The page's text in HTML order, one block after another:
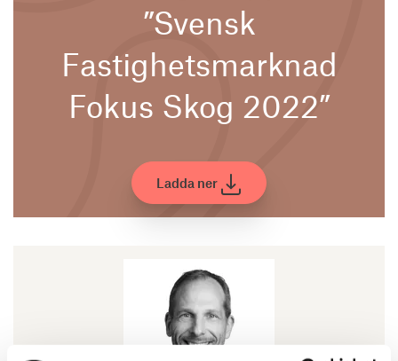
”Svensk
Fastighetsmarknad
Fokus Skog 2022”
Ladda ner